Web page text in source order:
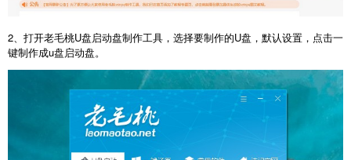
2、打开老毛桃U盘启动盘制作工具，选择要制作的U盘，默认设置，点击一
键制作成u盘启动盘。